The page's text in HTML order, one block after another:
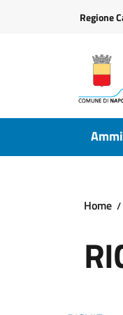
Regione
Home